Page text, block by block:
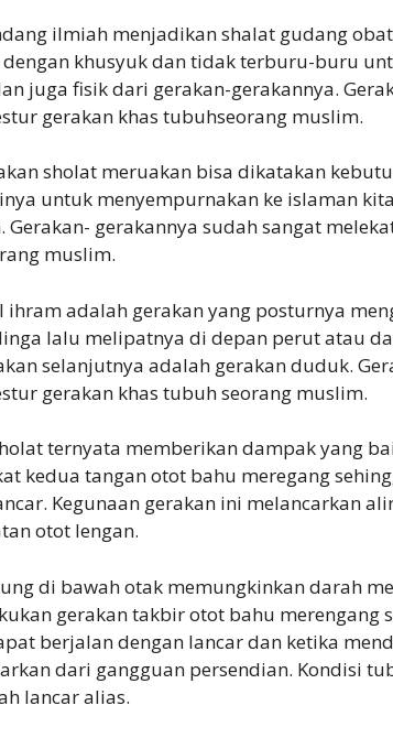
ilmiah menjadikan shalat gudang
khusyuk dan tidak terburu-buru
juga fisik dari gerakan-gerakannya.
gerakan khas tubuhseorang muslim.
sholat meruakan bisa dikatakan
untuk menyempurnakan ke islaman
Gerakan- gerakannya sudah sangat
muslim.
adalah gerakan yang posturnya
lalu melipatnya di depan perut atau
selanjutnya adalah gerakan duduk.
gerakan khas tubuh seorang muslim.
ternyata memberikan dampak yang
kedua tangan otot bahu meregang
Kegunaan gerakan ini melancarkan
otot lengan.
di bawah otak memungkinkan darah
gerakan takbir otot bahu merengang
berjalan dengan lancar dan ketika
dari gangguan persendian. Kondisi
lancar alias.